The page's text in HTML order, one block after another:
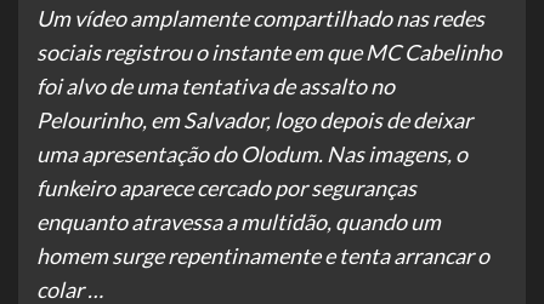
Um vídeo amplamente compartilhado nas redes
sociais registrou o instante em que MC Cabelinho
foi alvo de uma tentativa de assalto no
Pelourinho, em Salvador, logo depois de deixar
uma apresentação do Olodum. Nas imagens, o
funkeiro aparece cercado por seguranças
enquanto atravessa a multidão, quando um
homem surge repentinamente e tenta arrancar o
colar …